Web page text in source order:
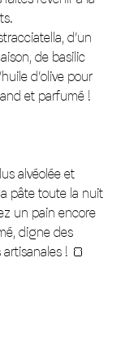
d’un
de basilic
d’olive pour
et parfumé !
alvéolée et
pâte toute la nuit
un pain encore
digne des
! 🍞